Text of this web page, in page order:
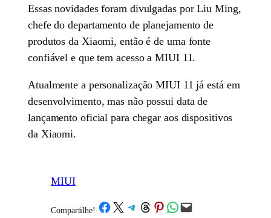
Essas novidades foram divulgadas por Liu Ming,
chefe do departamento de planejamento de
produtos da Xiaomi, então é de uma fonte
confiável e que tem acesso a MIUI 11.
Atualmente a personalização MIUI 11 já está em
desenvolvimento, mas não possui data de
lançamento oficial para chegar aos dispositivos
da Xiaomi.
MIUI
Compartilhe! /Share on Facebook
Share on X Share on Telegram
Share on Threads
Share on Pinterest
Share on WhatsApp
Email this Page